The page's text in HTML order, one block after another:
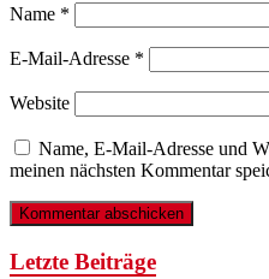
Name *
E-Mail-Adresse *
Website
Name, E-Mail-Adresse und
meinen nächsten Kommentar
Letzte Beiträge